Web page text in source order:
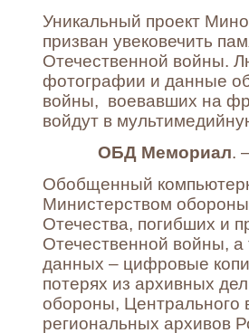
Уникальный проект
призван увековечить
Отечественной войны.
фотографии и данные
войны, воевавших на
войдут в
ОБД Мемориал.
Обобщенный
Министерством
Отечества, погибших и
Отечественной войны,
данных – цифровые
потерях из архивных
обороны, Центрального
региональных архивов